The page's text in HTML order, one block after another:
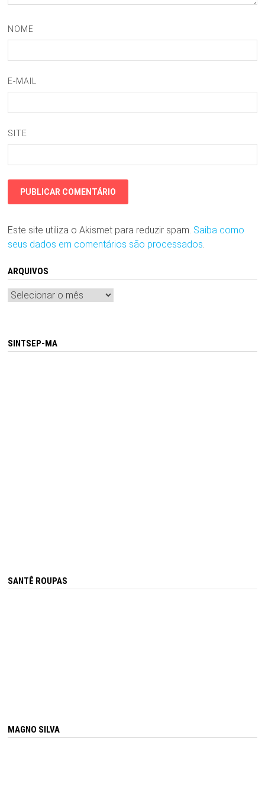
NOME
E-MAIL
SITE
Este site utiliza o Akismet para reduzir spam. Saiba como
seus dados em comentários são processados
ARQUIVOS
Arquivos
SINTSEP-MA
SANTÊ ROUPAS
MAGNO SILVA